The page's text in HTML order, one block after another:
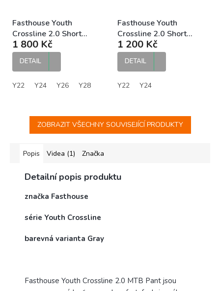
Fasthouse Youth
Crossline 2.0 Short
Black dětské MTB
kraťasy
1 800 Kč
DETAIL
Y22 Y24 Y26 Y28
Fasthouse Youth
Crossline 2.0 Short
Camo dětské MTB
kraťasy
1 200 Kč
DETAIL
Y22 Y24
ZOBRAZIT VŠECHNY SOUVISEJÍCÍ PRODUKTY
Popis Videa (1) Značka
Detailní popis produktu
značka Fasthouse
série Youth Crossline
barevná varianta Gray
Fasthouse Youth Crossline 2.0 MTB Pant jsou